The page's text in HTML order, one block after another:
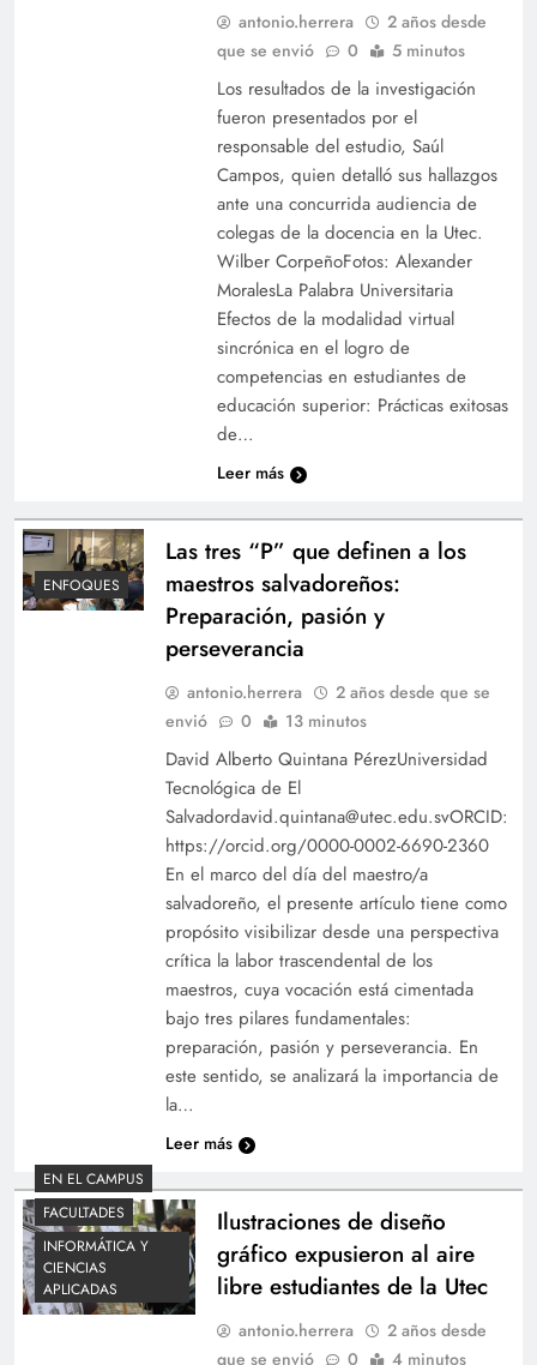
antonio.herrera
2 años desde
que se envió
0 5 minutos
Los resultados de la investigación
fueron presentados por el
responsable del estudio, Saúl
Campos, quien detalló sus hallazgos
ante una concurrida audiencia de
colegas de la docencia en la Utec.
Wilber CorpeñoFotos: Alexander
MoralesLa Palabra Universitaria
Efectos de la modalidad virtual
sincrónica en el logro de
competencias en estudiantes de
educación superior: Prácticas exitosas
de…
Leer más
ENFOQUES
Las tres “P” que definen a los
maestros salvadoreños:
Preparación, pasión y
perseverancia
antonio.herrera
2 años desde que se
envió
0 13 minutos
David Alberto Quintana PérezUniversidad
Tecnológica de El
Salvadordavid.quintana@utec.edu.svORCID:
https://orcid.org/0000-0002-6690-2360
En el marco del día del maestro/a
salvadoreño, el presente artículo tiene como
propósito visibilizar desde una perspectiva
crítica la labor trascendental de los
maestros, cuya vocación está cimentada
bajo tres pilares fundamentales:
preparación, pasión y perseverancia. En
este sentido, se analizará la importancia de
la…
Leer más
EN EL CAMPUS
FACULTADES
INFORMÁTICA Y
CIENCIAS
APLICADAS
Ilustraciones de diseño
gráfico expusieron al aire
libre estudiantes de la Utec
antonio.herrera
2 años desde
que se envió
0 4 minutos